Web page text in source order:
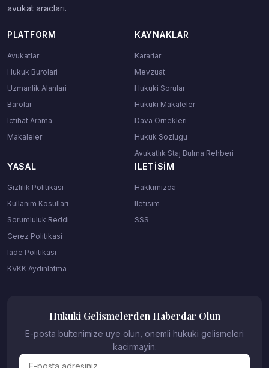
avukat araclari.
PLATFORM
Avukatlar
Hukuk Burolari
Uzmanlik Alanlari
Barolar
Ictihat Arama
Makaleler
KAYNAKLAR
Kararlar
Mevzuat
Hukuki Sorular
Hukuki Makaleler
Dava Ornekleri
Hukuk Sozlugu
Avukatlık Staj Bulma Rehberi
YASAL
Gizlilik Politikasi
Kullanim Kosullari
Sorumluluk Reddi
Cerez Politikasi
Iade Politikasi
KVKK Aydinlatma
ILETISIM
Hakkimizda
Iletisim
SSS
Hukuki Gelismelerden Haberdar Olun
E-posta bultenimize uye olun, onemli hukuki gelismeleri
kacirmayin.